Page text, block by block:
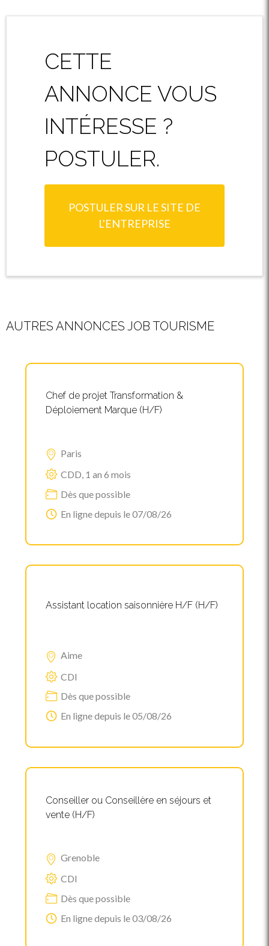
CETTE
ANNONCE VOUS
INTÉRESSE ?
POSTULER.
POSTULER SUR LE SITE DE
L'ENTREPRISE
AUTRES ANNONCES JOB TOURISME
Chef de projet Transformation &
Déploiement Marque (H/F)
Paris
CDD, 1 an 6 mois
Dès que possible
En ligne depuis le 07/08/26
Assistant location saisonnière H/F (H/F)
Aime
CDI
Dès que possible
En ligne depuis le 05/08/26
Conseiller ou Conseillère en séjours et
vente (H/F)
Grenoble
CDI
Dès que possible
En ligne depuis le 03/08/26